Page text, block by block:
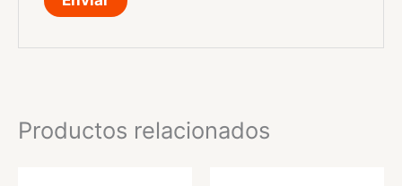
Productos relacionados